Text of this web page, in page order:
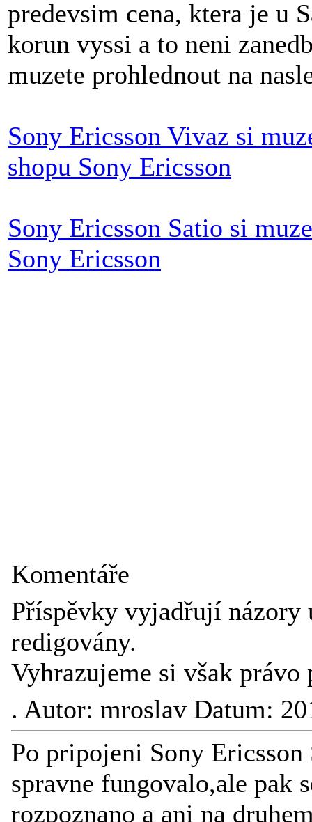
predevsim cena, ktera je u
korun vyssi a to neni
muzete prohlednout na
Sony Ericsson Vivaz si
shopu Sony Ericsson
Sony Ericsson Satio si
Sony Ericsson
Komentáře
Příspěvky vyjadřují názory
redigovány.
Vyhrazujeme si však
. Autor: mroslav Datum:
Po pripojeni Sony
spravne fungovalo,ale pak
rozpoznano a ani na